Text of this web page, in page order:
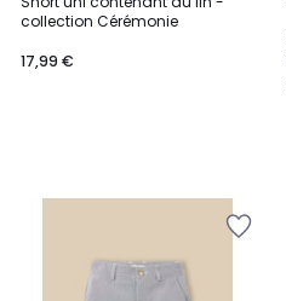
collection Cérémonie
17,99 €